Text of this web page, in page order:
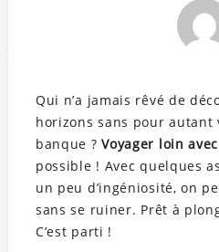
Qui n’a jamais rêvé de
horizons sans pour autant
banque ?Voyager loin
possible ! Avec quelques
un peu d’ingéniosité, on
sans se ruiner. Prêt à
C’est parti !